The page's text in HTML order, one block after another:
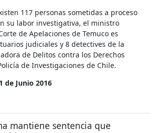
117 personas sometidas a proceso
su labor investigativa, el ministro
de Apelaciones de Temuco es
judiciales y 8 detectives de la
de Delitos contra los Derechos
de Investigaciones de Chile.
de Junio 2016
mantiene sentencia que